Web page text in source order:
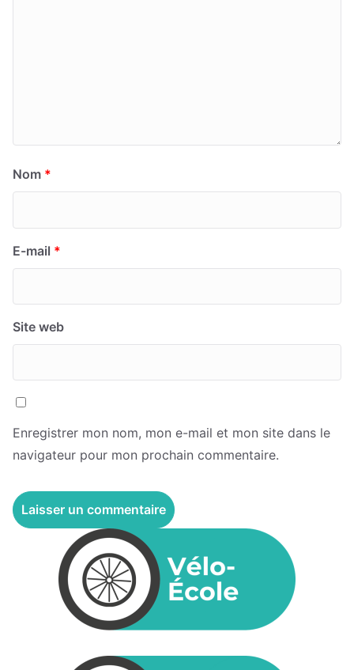
Nom *
E-mail *
Site web
Enregistrer mon nom, mon e-mail et mon site dans le
navigateur pour mon prochain commentaire.